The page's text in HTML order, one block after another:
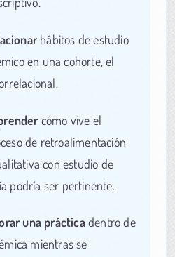
hábitos de estudio
en una cohorte, el
cómo vive el
de retroalimentación
con estudio de
podría ser pertinente.
una prácticadentro de
mientras se